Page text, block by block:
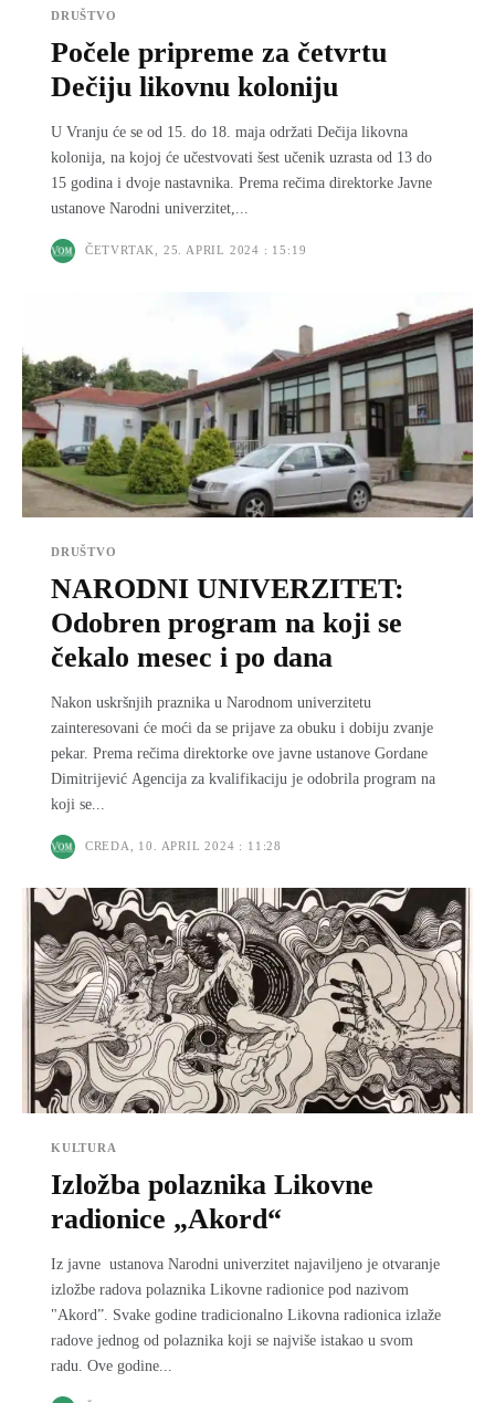
DRUŠTVO
Počele pripreme za četvrtu
Dečiju likovnu koloniju
U Vranju će se od 15. do 18. maja održati Dečija likovna
kolonija, na kojoj će učestvovati šest učenik uzrasta od 13 do
15 godina i dvoje nastavnika. Prema rečima direktorke Javne
ustanove Narodni univerzitet,...
ČETVRTAK, 25. APRIL 2024 : 15:19
DRUŠTVO
NARODNI UNIVERZITET:
Odobren program na koji se
čekalo mesec i po dana
Nakon uskršnjih praznika u Narodnom univerzitetu
zainteresovani će moći da se prijave za obuku i dobiju zvanje
pekar. Prema rečima direktorke ove javne ustanove Gordane
Dimitrijević Agencija za kvalifikaciju je odobrila program na
koji se...
CREDA, 10. APRIL 2024 : 11:28
KULTURA
Izložba polaznika Likovne
radionice „Akord“
Iz javne ustanova Narodni univerzitet najaviljeno je otvaranje
izložbe radova polaznika Likovne radionice pod nazivom
"Akord”. Svake godine tradicionalno Likovna radionica izlaže
radove jednog od polaznika koji se najviše istakao u svom
radu. Ove godine...